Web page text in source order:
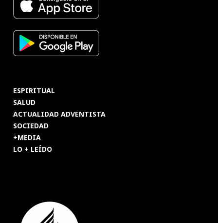
ESPIRITUAL
SALUD
ACTUALIDAD ADVENTISTA
SOCIEDAD
+MEDIA
LO + LEÍDO